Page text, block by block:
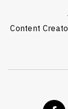
Content